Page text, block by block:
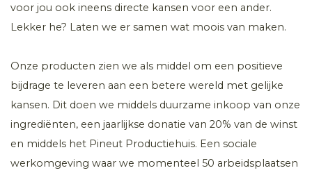
voor jou ook ineens directe kansen voor een ander.
Lekker he? Laten we er samen wat moois van maken.
Onze producten zien we als middel om een positieve
bijdrage te leveren aan een betere wereld met gelijke
kansen. Dit doen we middels duurzame inkoop van onze
ingrediënten, een jaarlijkse donatie van 20% van de winst
en middels het Pineut Productiehuis. Een sociale
werkomgeving waar we momenteel 50 arbeidsplaatsen